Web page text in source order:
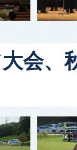
会、